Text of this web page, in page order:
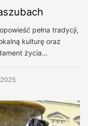
pełna tradycji,
kulturę oraz
życia…